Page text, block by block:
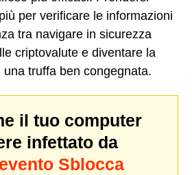
per verificare le informazioni
tra navigare in sicurezza
criptovalute e diventare la
truffa ben congegnata.
il tuo computer
infettato da
Sblocca